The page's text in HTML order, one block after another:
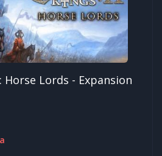
Horse Lords - Expansion